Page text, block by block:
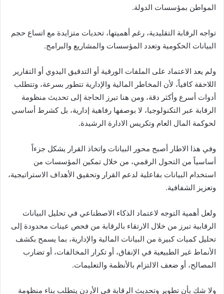
المواطن بمؤسسات الدولة.
تواجه الرقابة التقليدية، رغم أهميتها، تحديات متزايدة مع اتساع حجم
البيانات الحكومية وتعدد المؤسسات والمشاريع والبرامج.
ولم يعد الاعتماد على الملفات الورقية أو التدقيق اليدوي أو التقارير
اللاحقة كافياً، لأن المخاطر المالية والإدارية تتطور بسرعة، وتتطلب
أدوات أسرع وأكثر دقة، ومن هنا تبرز الحاجة إلى تحديث منظومة
الرقابة عبر التكنولوجيا، لا بوصفها رفاهية إدارية، بل كشرط أساسي
لحوكمة المال العام وتكريس الادارة الرشيدة.
وفي هذا الاطار أصبح محور البيانات واتخاذ القرار يشكل جزءاً
أساسياً من التحول الرقمي، من خلال تمكين المؤسسات من
استخدام البيانات بفاعلية لدعم القرار وتحقيق الأهداف الاستراتيجية،
وتعزيز الشفافية.
ولعل أهمية التوجه لاعتماد الذكاء الاصطناعي في تحليل البيانات
الرقابية تبرز من خلال الارتقاء بالرقابة من فحص عينات محدودة إلى
تحليل كميات كبيرة من البيانات المالية والإدارية، بما يسمح بكشف
الأنماط غير الطبيعية في الإنفاق، أو تكرار المخالفات، أو تضارب
المصالح، أو ضعف الالتزام بالأنظمة والتعليمات.
ولا شك بأن تطوير وتحديث الرقابة في الأردن يتطلب بناء منظومة